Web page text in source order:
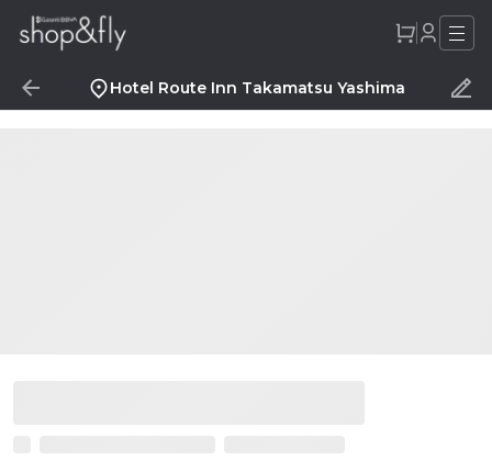
Hotel Route Inn Takamatsu Yashima